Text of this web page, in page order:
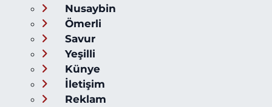
Nusaybin
Ömerli
Savur
Yeşilli
Künye
İletişim
Reklam